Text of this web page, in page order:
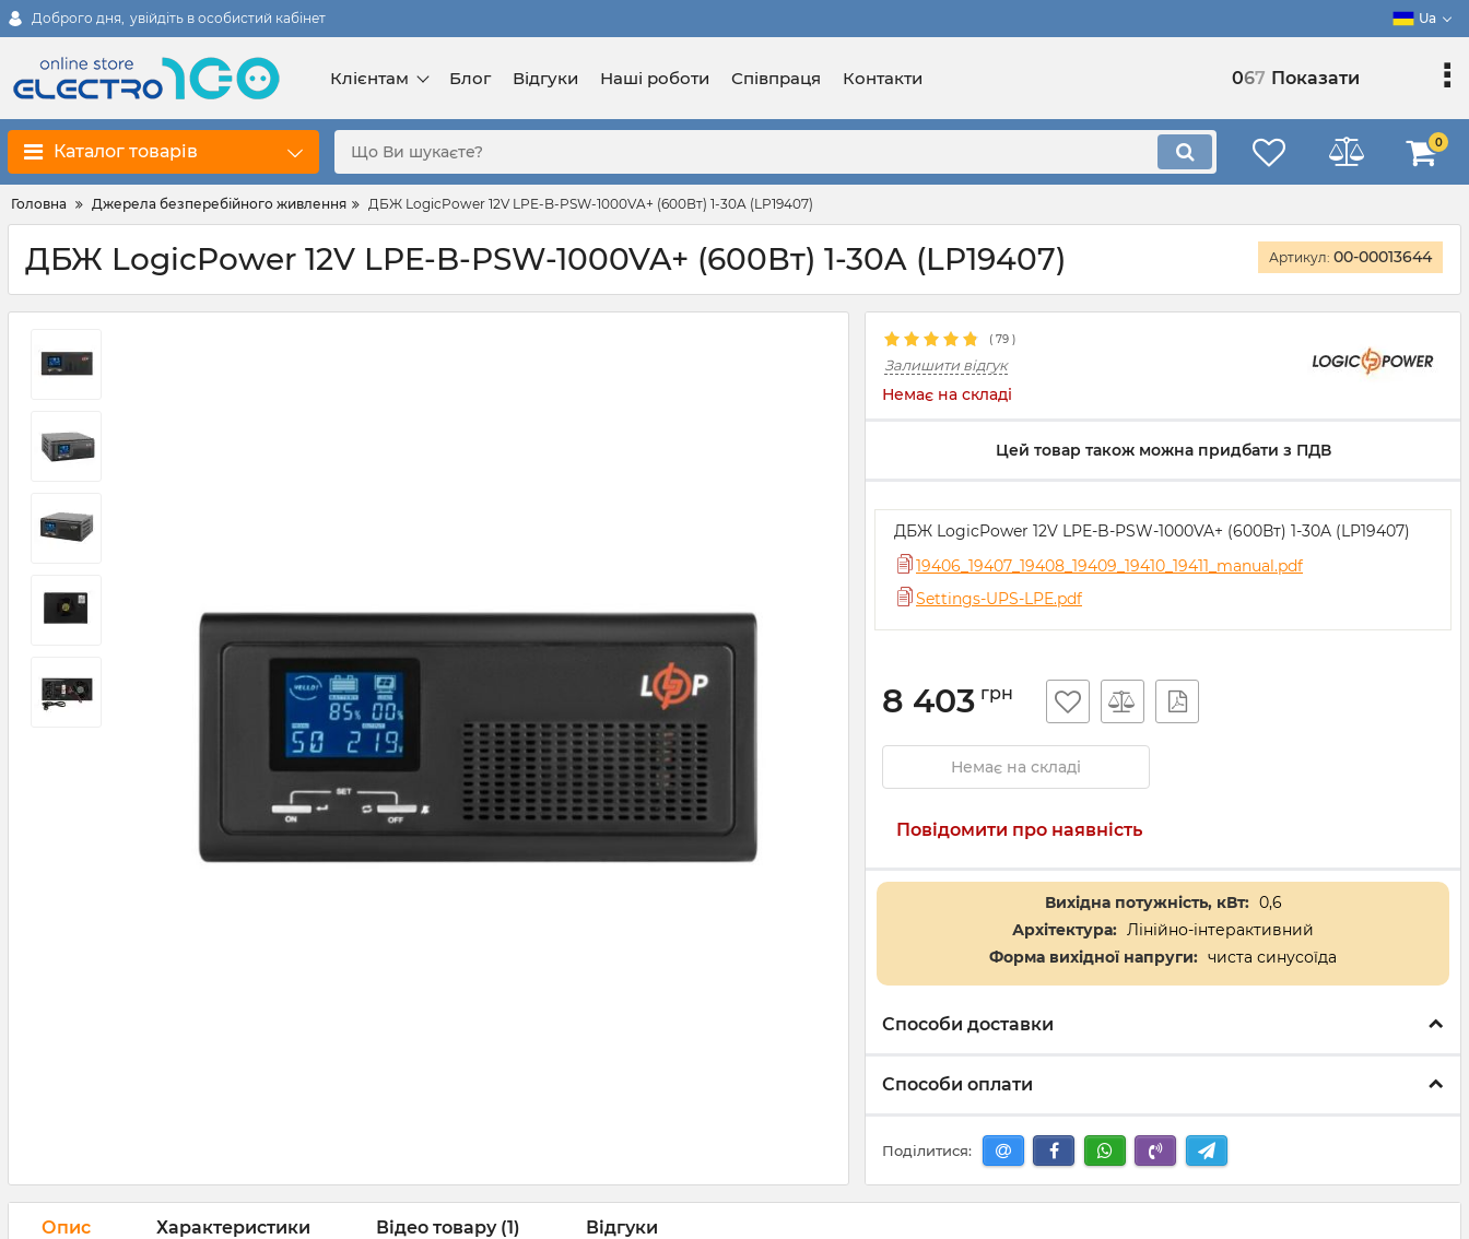
Доброго дня, увійдіть в особистий кабінет Ua
Клієнтам Блог Відгуки Наші роботи Співпраця Контакти 067 Показати
Каталог товарів 0
Головна Джерела безперебійного живлення ДБЖ LogicPower 12V LPE-B-PSW-1000VA+ (600Вт) 1-30A (LP19407)
ДБЖ LogicPower 12V LPE-B-PSW-1000VA+ (600Вт) 1-30A (LP19407) Артикул: 00-00013644
( 79 )
Залишити відгук
Немає на складі
Цей товар також можна придбати з ПДВ
ДБЖ LogicPower 12V LPE-B-PSW-1000VA+ (600Вт) 1-30A (LP19407)
19406_19407_19408_19409_19410_19411_manual.pdf
Settings-UPS-LPE.pdf
8 403 грн
Немає на складі
Повідомити про наявність
Вихідна потужність, кВт: 0,6
Архітектура: Лінійно-інтерактивний
Форма вихідної напруги: чиста синусоїда
Способи доставки
Способи оплати
Поділитися:
Опис Характеристики Відео товару (1) Відгуки